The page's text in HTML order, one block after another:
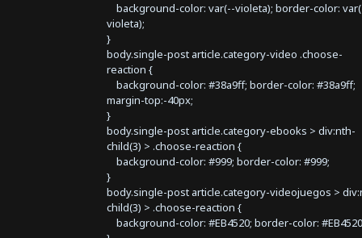
background-color: var(--violeta); border-color:
violeta);
}
body.single-post article.category-video .choose-
reaction {
background-color: #38a9ff; border-color: #38a9ff;
margin-top:-40px;
}
body.single-post article.category-ebooks > div:nth-
child(3) > .choose-reaction {
background-color: #999; border-color: #999;
}
body.single-post article.category-videojuegos >
child(3) > .choose-reaction {
background-color: #EB4520; border-color: